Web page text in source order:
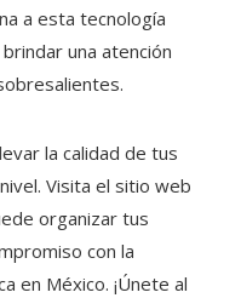
a esta tecnología
una atención
la calidad de tus
Visita el sitio web
organizar tus
con la
en México. ¡Únete al